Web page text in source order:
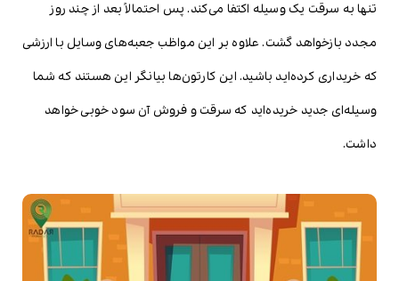
تنها به سرقت یک وسیله اکتفا می‌کند. پس احتمالاً بعد از چند روز
مجدد بازخواهد گشت. علاوه بر این مواظب جعبه‌های وسایل با ارزشی
که خریداری کرده‌اید باشید. این کارتون‌ها بیانگر این هستند که شما
وسیله‌ای جدید خریده‌اید که سرقت و فروش آن سود خوبی خواهد
داشت.